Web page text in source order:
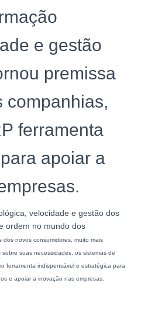
e gestão
premissa
companhias,
ferramenta
apoiar a
velocidade e gestão dos
ordem no mundo dos
dos novos consumidores, muito mais
suas necessidades, os sistemas de
ferramenta indispensável e estratégica para
e apoiar a inovação nas empresas.